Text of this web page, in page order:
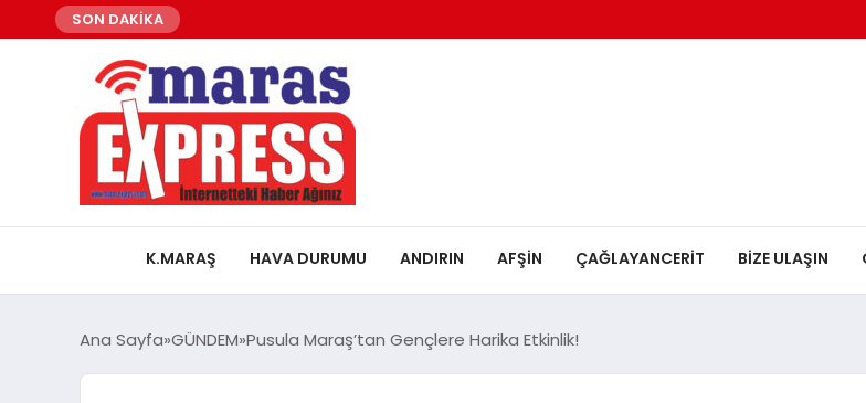
SON DAKİKA
K.MARAŞ HAVA DURUMU ANDIRIN AFŞİN ÇAĞLAYANCERİT BİZE ULAŞIN
Ana Sayfa GÜNDEM Pusula Maraş’tan Gençlere Harika Etkinlik!